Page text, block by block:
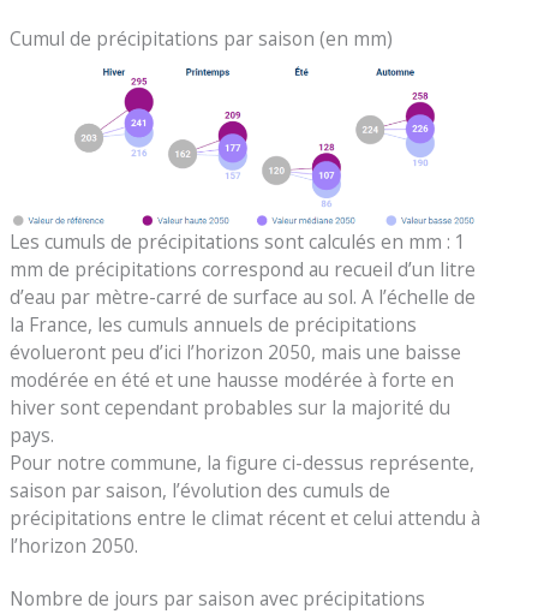
Cumul de précipitations par saison (en mm)
Les cumuls de précipitations sont calculés en mm : 1
mm de précipitations correspond au recueil d’un litre
d’eau par mètre-carré de surface au sol. A l’échelle de
la France, les cumuls annuels de précipitations
évolueront peu d’ici l’horizon 2050, mais une baisse
modérée en été et une hausse modérée à forte en
hiver sont cependant probables sur la majorité du
pays.
Pour notre commune, la figure ci-dessus représente,
saison par saison, l’évolution des cumuls de
précipitations entre le climat récent et celui attendu à
l’horizon 2050.
Nombre de jours par saison avec précipitations